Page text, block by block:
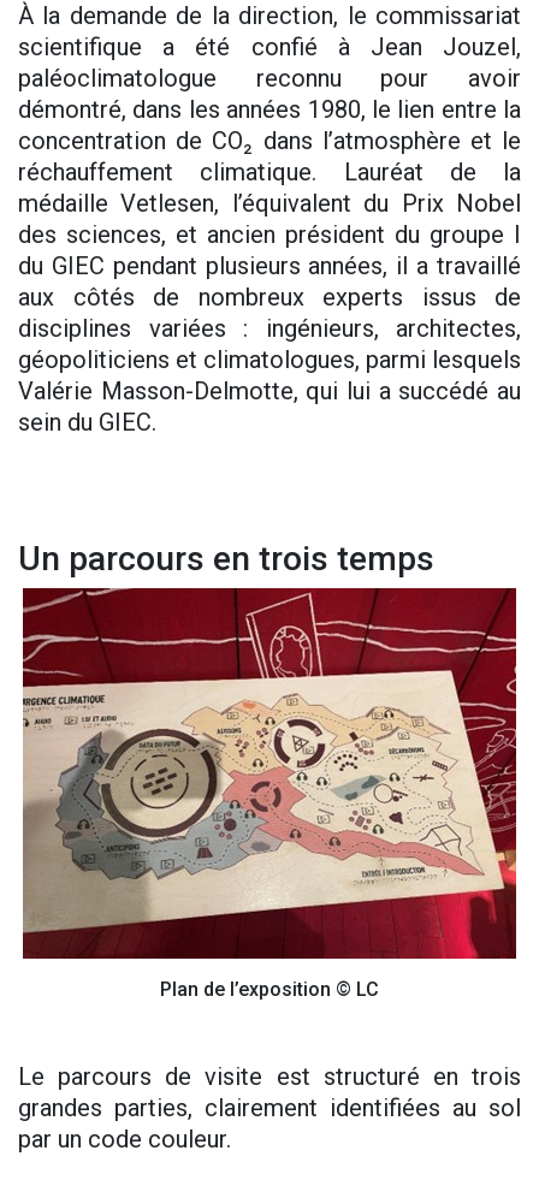
À la demande de la direction, le commissariat
scientifique a été confié à Jean Jouzel,
paléoclimatologue reconnu pour avoir
démontré, dans les années 1980, le lien entre la
concentration de CO₂ dans l’atmosphère et le
réchauffement climatique. Lauréat de la
médaille Vetlesen, l’équivalent du Prix Nobel
des sciences, et ancien président du groupe I
du GIEC pendant plusieurs années, il a travaillé
aux côtés de nombreux experts issus de
disciplines variées : ingénieurs, architectes,
géopoliticiens et climatologues, parmi lesquels
Valérie Masson-Delmotte, qui lui a succédé au
sein du GIEC.
Un parcours en trois temps
Plan de l’exposition © LC
Le parcours de visite est structuré en trois
grandes parties, clairement identifiées au sol
par un code couleur.